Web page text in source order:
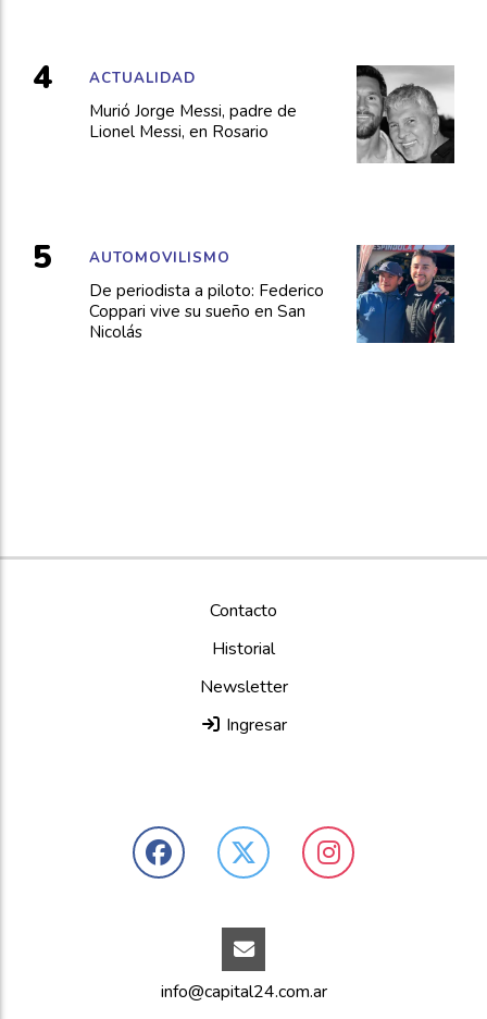
Murió Jorge Messi, padre de
Lionel Messi, en Rosario
ACTUALIDAD
De periodista a piloto: Federico
Coppari vive su sueño en San
Nicolás
AUTOMOVILISMO
Contacto
Historial
Newsletter
Ingresar
info@capital24.com.ar